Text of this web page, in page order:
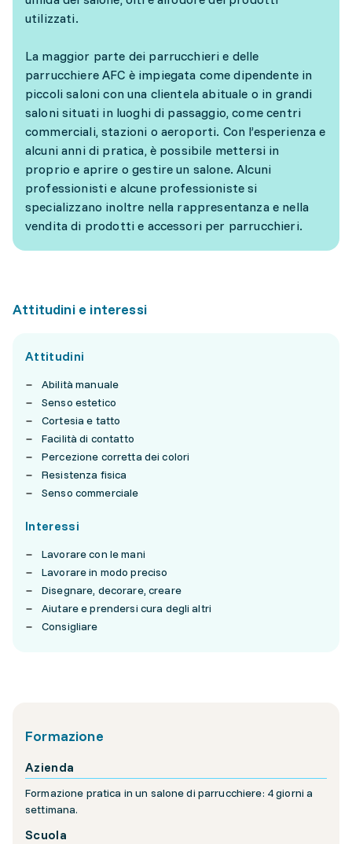
utilizzati.
La maggior parte dei parrucchieri e delle
parrucchiere AFC è impiegata come dipendente in
piccoli saloni con una clientela abituale o in grandi
saloni situati in luoghi di passaggio, come centri
commerciali, stazioni o aeroporti. Con l’esperienza e
alcuni anni di pratica, è possibile mettersi in
proprio e aprire o gestire un salone. Alcuni
professionisti e alcune professioniste si
specializzano inoltre nella rappresentanza e nella
vendita di prodotti e accessori per parrucchieri.
Attitudini e interessi
Attitudini
Abilità manuale
Senso estetico
Cortesia e tatto
Facilità di contatto
Percezione corretta dei colori
Resistenza fisica
Senso commerciale
Interessi
Lavorare con le mani
Lavorare in modo preciso
Disegnare, decorare, creare
Aiutare e prendersi cura degli altri
Consigliare
Formazione
Azienda
Formazione pratica in un salone di parrucchiere: 4 giorni a
settimana.
Scuola